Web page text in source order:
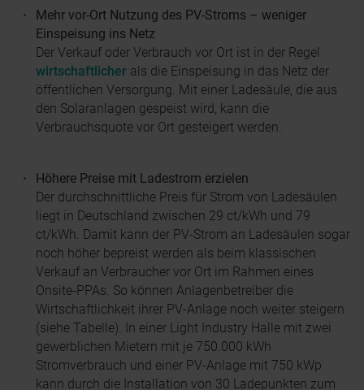
Mehr vor-Ort Nutzung des PV-Stroms – weniger
Einspeisung ins Netz
Der Verkauf oder Verbrauch vor Ort ist in der Regel
wirtschaftlicher als die Einspeisung in das Netz der
öffentlichen Versorgung. Mit einer Ladesäule, die aus
den Solaranlagen gespeist wird, kann die
Verbrauchsquote vor Ort gesteigert werden.
Höhere Preise mit Ladestrom erzielen
Der durchschnittliche Preis für Strom von Ladesäulen
liegt in Deutschland zwischen 29 ct/kWh und 79
ct/kWh. Damit kann der PV-Strom an Ladesäulen sogar
noch höher bepreist werden als beim klassischen
Verkauf an Verbraucher vor Ort im Rahmen eines
Onsite-PPAs. So können Anlagenbetreiber die
Wirtschaftlichkeit ihrer PV-Anlage noch weiter steigern
(siehe Tabelle). In einer Light Industry Halle mit zwei
gewerblichen Mietern mit je 750.000 kWh
Stromverbrauch und einer PV-Anlage mit 750 kWp
kann durch die Installation von 30 Ladepunkten zum